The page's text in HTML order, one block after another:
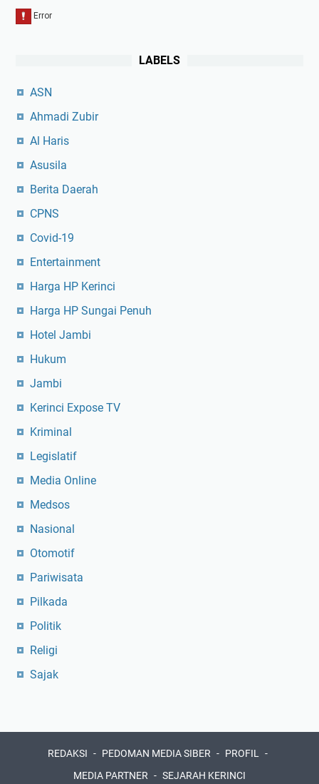
LABELS
ASN
Ahmadi Zubir
Al Haris
Asusila
Berita Daerah
CPNS
Covid-19
Entertainment
Harga HP Kerinci
Harga HP Sungai Penuh
Hotel Jambi
Hukum
Jambi
Kerinci Expose TV
Kriminal
Legislatif
Media Online
Medsos
Nasional
Otomotif
Pariwisata
Pilkada
Politik
Religi
Sajak
REDAKSI PEDOMAN MEDIA SIBER
PROFIL
MEDIA PARTNER
SEJARAH KERINCI